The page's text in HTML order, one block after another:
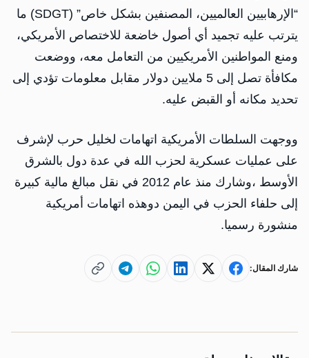
“الإرهابيين العالميين، المصنفين بشكل خاص” (SDGT) ما
يترتب عليه تجميد أي أصول خاضعة للاختصاص الأمريكي،
ومنع المواطنين الأمريكيين من التعامل معه، ووضعت
مكافأة تصل إلى 5 ملايين دولار مقابل معلومات تؤدي إلى
تحديد مكانه أو القبض عليه.
ووجهت السلطات الأمريكية اتهامات لخليل حرب لإشرف
على عمليات عسكرية لحزب الله في عدة دول بالشرق
الأوسط ،وشارك منذ عام 2012 في نقل مبالغ مالية كبيرة
إلى حلفاء الحزب في اليمن دوهذه اتهامات أمريكية
منشورة رسميا.
شارك المقال: